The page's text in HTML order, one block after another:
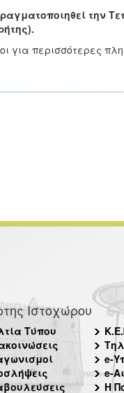
την
για περισσότερες
Ιστοχώρου
Τύπου
e-
e-
Η